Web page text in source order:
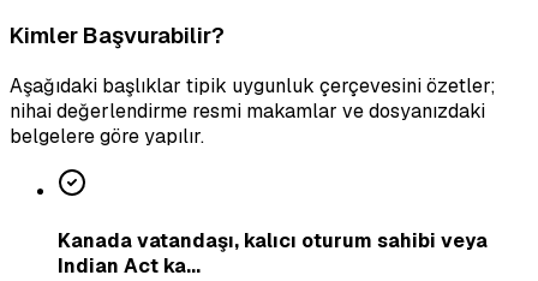
Kimler Başvurabilir?
Aşağıdaki başlıklar tipik uygunluk çerçevesini özetler;
nihai değerlendirme resmi makamlar ve dosyanızdaki
belgelere göre yapılır.
Kanada vatandaşı, kalıcı oturum sahibi veya
Indian Act ka...